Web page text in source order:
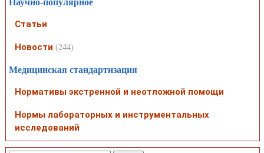
Научно-популярное
Статьи
Новости (244)
Медицинская стандартизация
Нормативы экстренной и неотложной помощи
Нормы лабораторных и инструментальных
исследований